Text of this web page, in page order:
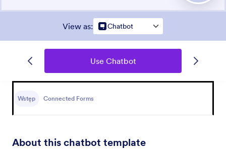
View as: Chatbot
Use Chatbot
Wstęp Connected Forms
About this chatbot template